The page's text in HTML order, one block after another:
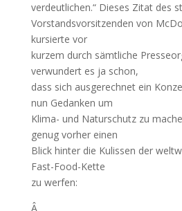
verdeutlichen.“ Dieses Zitat des
Vorstandsvorsitzenden von
kursierte vor
kurzem durch sämtliche
verwundert es ja schon,
dass sich ausgerechnet ein
nun Gedanken um
Klima- und Naturschutz zu
genug vorher einen
Blick hinter die Kulissen der
Fast-Food-Kette
zu werfen:
Â